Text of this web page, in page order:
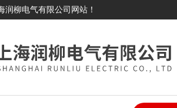
润柳电气有限公司网站！